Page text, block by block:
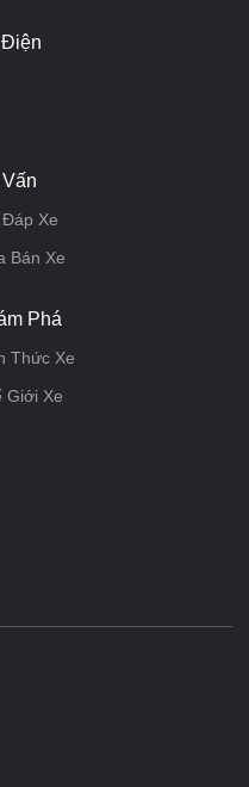
Đáp Xe
Bán Xe
Phá
Thức Xe
Giới Xe